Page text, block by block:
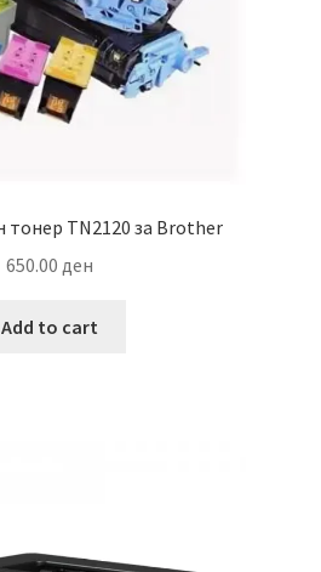
тонер TN2120 за Brother
650.00 ден
Add to cart